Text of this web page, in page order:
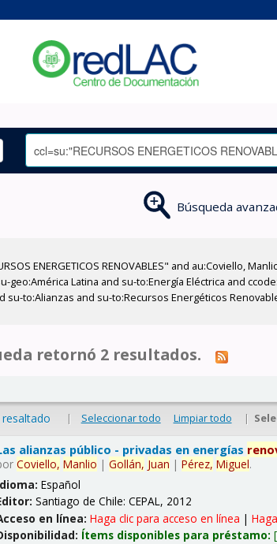
Búsqueda
ENERGETICOS RENOVABLES" and au:Coviello,
Latina and su-to:Energía Eléctrica and
su-to:Alianzas and su-to:Recursos Energéticos
retornó 2 resultados.
| Seleccionar todo Limpiar todo |
alianzas público - privadas en energías
Coviello, Manlio |Gollán, Juan |Pérez, Miguel.
Español
Santiago de Chile: CEPAL, 2012
en línea:Haga clic para acceso en línea |
Ítems disponibles para préstamo: